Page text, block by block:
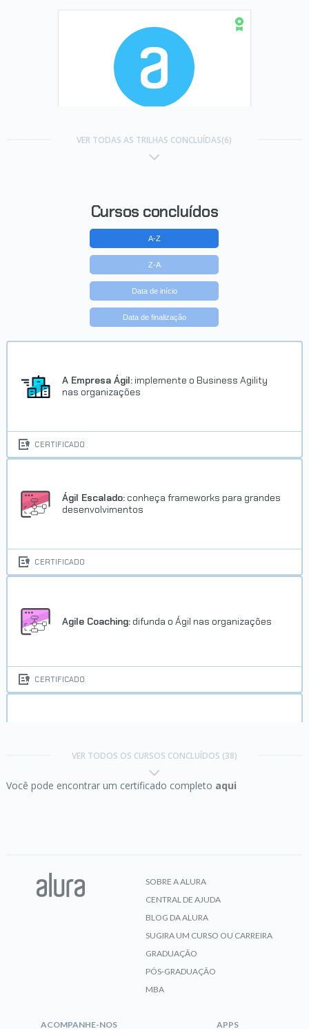
Trilha Agilidade: abordagens e
práticas avançadas
Concluído em 11/05/2026
VER CERTIFICADO
VER TODAS AS TRILHAS CONCLUÍDAS(6)
Cursos concluídos
A-Z
Z-A
Data de início
Data de finalização
A Empresa Ágil: implemente o Business Agility
nas organizações
CERTIFICADO
Ágil Escalado: conheça frameworks para grandes
desenvolvimentos
CERTIFICADO
Agile Coaching: difunda o Ágil nas organizações
CERTIFICADO
crie produtos digitais
VER TODOS OS CURSOS CONCLUÍDOS (38)
Você pode encontrar um certificado completo aqui
SOBRE A ALURA
CENTRAL DE AJUDA
BLOG DA ALURA
SUGIRA UM CURSO OU CARREIRA
GRADUAÇÃO
PÓS-GRADUAÇÃO
MBA
ACOMPANHE-NOS APPS